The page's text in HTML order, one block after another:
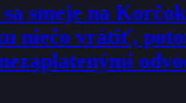
smeje na
niečo vrátiť,